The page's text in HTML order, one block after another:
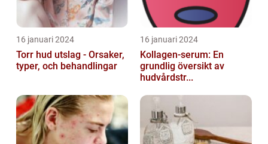
16 januari 2024
Torr hud utslag - Orsaker,
typer, och behandlingar
16 januari 2024
Kollagen-serum: En
grundlig översikt av
hudvårdstr...